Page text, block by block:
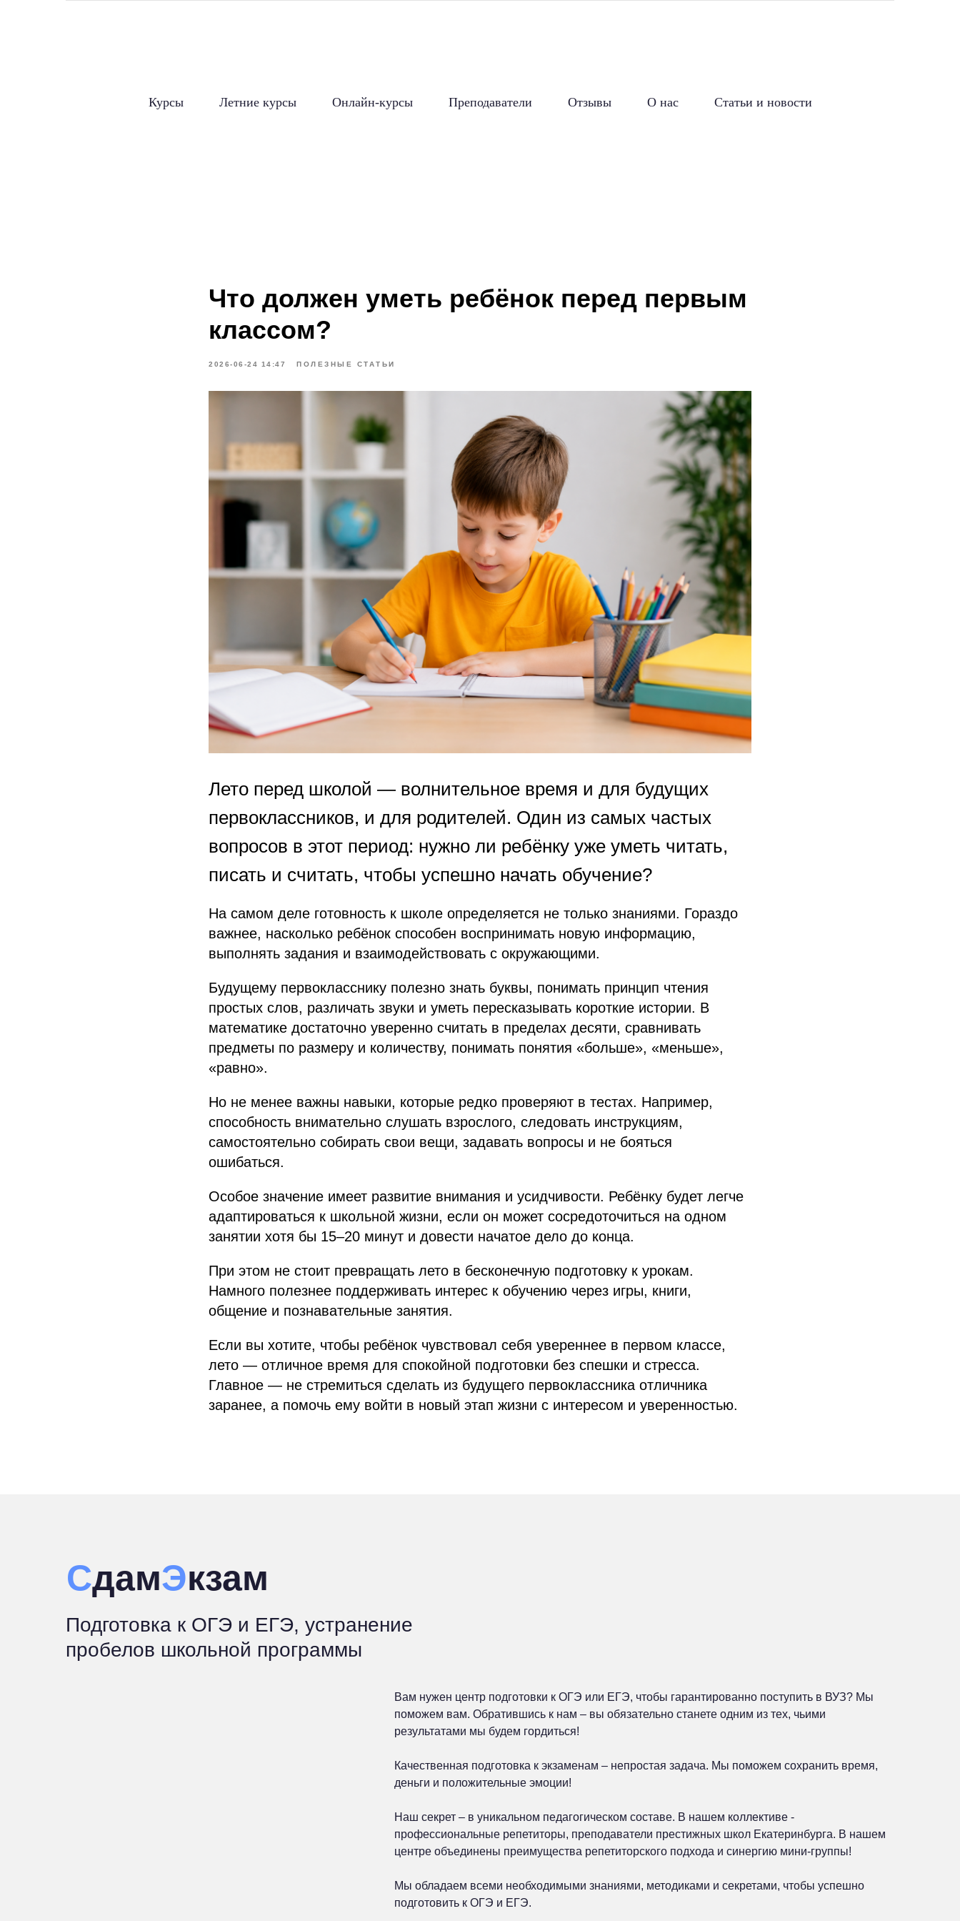
Курсы Летние курсы Онлайн-курсы Преподаватели Отзывы О нас Статьи и новости
Что должен уметь ребёнок перед первым
классом?
2026-06-24 14:47 ПОЛЕЗНЫЕ СТАТЬИ
Лето перед школой — волнительное время и для будущих
первоклассников, и для родителей. Один из самых частых
вопросов в этот период: нужно ли ребёнку уже уметь читать,
писать и считать, чтобы успешно начать обучение?
На самом деле готовность к школе определяется не только знаниями. Гораздо
важнее, насколько ребёнок способен воспринимать новую информацию,
выполнять задания и взаимодействовать с окружающими.
Будущему первокласснику полезно знать буквы, понимать принцип чтения
простых слов, различать звуки и уметь пересказывать короткие истории. В
математике достаточно уверенно считать в пределах десяти, сравнивать
предметы по размеру и количеству, понимать понятия «больше», «меньше»,
«равно».
Но не менее важны навыки, которые редко проверяют в тестах. Например,
способность внимательно слушать взрослого, следовать инструкциям,
самостоятельно собирать свои вещи, задавать вопросы и не бояться
ошибаться.
Особое значение имеет развитие внимания и усидчивости. Ребёнку будет легче
адаптироваться к школьной жизни, если он может сосредоточиться на одном
занятии хотя бы 15–20 минут и довести начатое дело до конца.
При этом не стоит превращать лето в бесконечную подготовку к урокам.
Намного полезнее поддерживать интерес к обучению через игры, книги,
общение и познавательные занятия.
Если вы хотите, чтобы ребёнок чувствовал себя увереннее в первом классе,
лето — отличное время для спокойной подготовки без спешки и стресса.
Главное — не стремиться сделать из будущего первоклассника отличника
заранее, а помочь ему войти в новый этап жизни с интересом и уверенностью.
СдамЭкзам
Вам нужен центр подготовки к ОГЭ или ЕГЭ, чтобы гарантированно поступить в ВУЗ? Мы
поможем вам. Обратившись к нам – вы обязательно станете одним из тех, чьими
результатами мы будем гордиться!
Качественная подготовка к экзаменам – непростая задача. Мы поможем сохранить время,
деньги и положительные эмоции!
Наш секрет – в уникальном педагогическом составе. В нашем коллективе -
профессиональные репетиторы, преподаватели престижных школ Екатеринбурга. В нашем
центре объединены преимущества репетиторского подхода и синергию мини-группы!
Мы обладаем всеми необходимыми знаниями, методиками и секретами, чтобы успешно
подготовить к ОГЭ и ЕГЭ.
Подготовка к ОГЭ и ЕГЭ, устранение
пробелов школьной программы